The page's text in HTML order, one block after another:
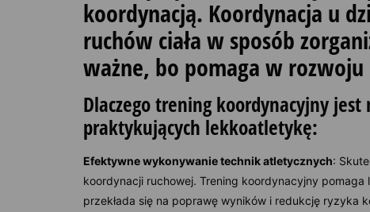
koordynacją. Koordynacja u
ruchów ciała w sposób
ważne, bo pomaga w
Dlaczego trening koordynacyjny
praktykujących lekkoatletykę:
Efektywne wykonywanie technik atletycznych:
koordynacji ruchowej. Trening koordynacyjny
przekłada się na poprawę wyników i redukcję ryzyka